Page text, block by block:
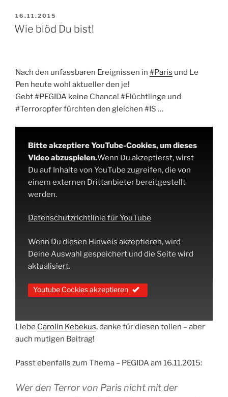
VERÖFFENTLICHT
AM
16.11.2015
Wie blöd Du bist!
Nach den unfassbaren Ereignissen in #Paris und Le
Pen heute wohl aktueller den je!
Gebt #PEGIDA keine Chance! #Flüchtlinge und
#Terroropfer fürchten den gleichen #IS …
Bitte akzeptiere YouTube-Cookies, um dieses
Video abzuspielen.Wenn Du akzeptierst, wirst
Du auf Inhalte von YouTube zugreifen, die von
einem externen Drittanbieter bereitgestellt
werden.
Datenschutzrichtlinie für YouTube
Wenn Du diesen Hinweis akzeptieren, wird
Deine Auswahl gespeichert und die Seite wird
aktualisiert.
Youtube Cockies akzeptieren
Liebe Carolin Kebekus, danke für diesen tollen – aber
auch mutigen Beitrag!
Passt ebenfalls zum Thema – PEGIDA am 16.11.2015:
Wer den Terror von Paris nicht mit der